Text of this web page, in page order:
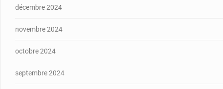
décembre 2024
novembre 2024
octobre 2024
septembre 2024